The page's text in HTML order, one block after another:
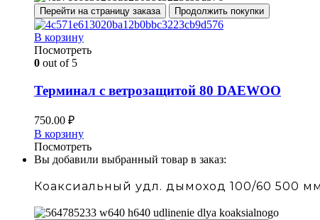
Перейти на страницу заказа Продолжить покупки
В корзину
Посмотреть
0 out of 5
Терминал с ветрозащитой 80 DAEWOO
750.00 ₽
В корзину
Посмотреть
Вы добавили выбранный товар в заказ:
Коаксиальный удл. дымоход 100/60 500